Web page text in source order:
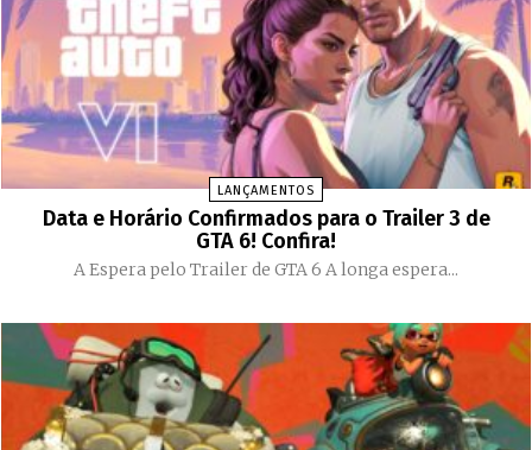
LANÇAMENTOS
Data e Horário Confirmados para o Trailer 3 de
GTA 6! Confira!
A Espera pelo Trailer de GTA 6 A longa espera...